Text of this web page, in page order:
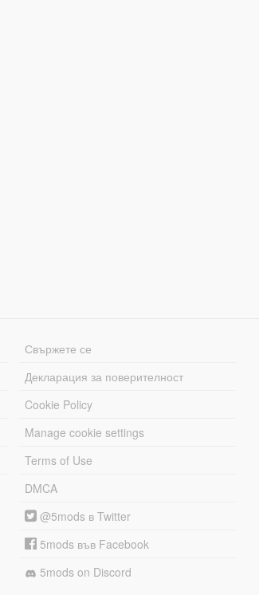
Свържете се
Декларация за поверителност
Cookie Policy
Manage cookie settings
Terms of Use
DMCA
@5mods в Twitter
5mods във Facebook
5mods on Discord